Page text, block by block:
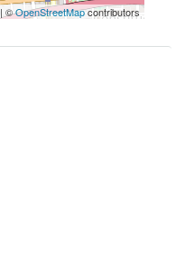
| ©OpenStreetMapcontributors